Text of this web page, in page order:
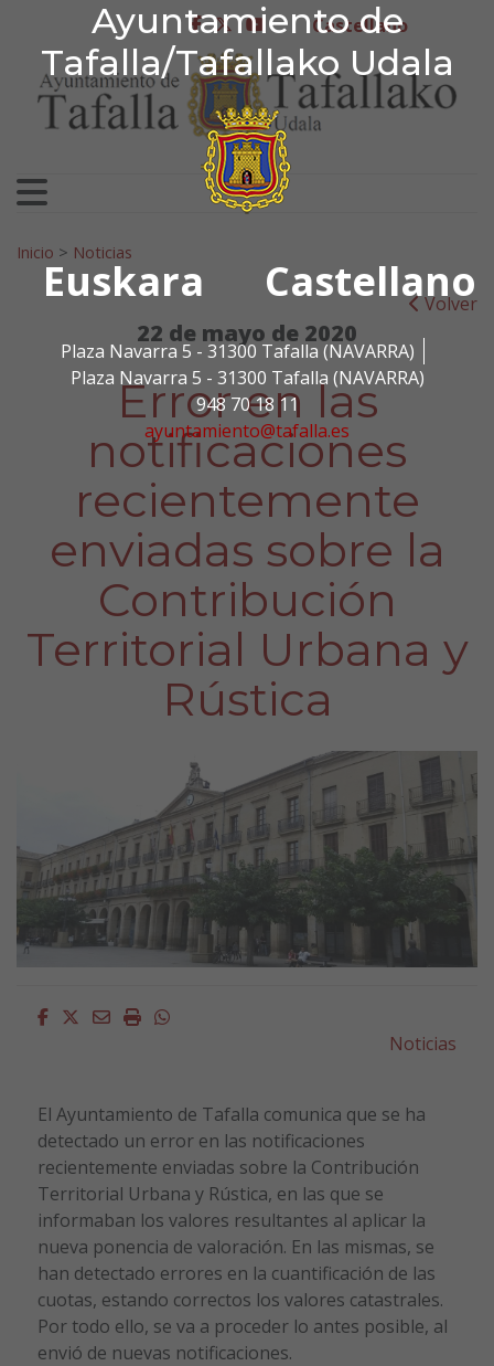
Ayuntamiento de
Tafalla/Tafallako Udala
Euskara Castellano
Plaza Navarra 5 - 31300 Tafalla (NAVARRA)
Plaza Navarra 5 - 31300 Tafalla (NAVARRA)
948 70 18 11
ayuntamiento@tafalla.es
Ir al contenido
Ayuntamiento de
facebook
twitter
youtubeCastellano
Search for:
Inicio > Noticias
Volver
22 de mayo de 2020
Error en las
notificaciones
recientemente
enviadas sobre la
Contribución
Territorial Urbana y
Rústica
Facebook
Twitter
EmailImprimirWhatsapp
Noticias
El Ayuntamiento de Tafalla comunica que se ha
detectado un error en las notificaciones
recientemente enviadas sobre la Contribución
Territorial Urbana y Rústica, en las que se
informaban los valores resultantes al aplicar la
nueva ponencia de valoración. En las mismas, se
han detectado errores en la cuantificación de las
cuotas, estando correctos los valores catastrales.
Por todo ello, se va a proceder lo antes posible, al
envió de nuevas notificaciones.